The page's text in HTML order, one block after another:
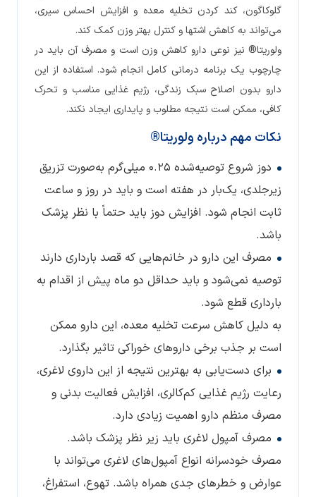
گلوکاگون، کند کردن تخلیه معده و افزایش احساس سیری،
می‌تواند به کاهش اشتها و کنترل بهتر وزن کمک کند.
ولوریتا® نیز نوعی دارو کاهش وزن است و مصرف آن باید در
چارچوب یک برنامه درمانی کامل انجام شود. استفاده از این
دارو بدون اصلاح سبک زندگی، رژیم غذایی مناسب و تحرک
کافی، ممکن است نتیجه مطلوب و پایداری ایجاد نکند.
نکات مهم درباره ولوریتا®
دوز شروع توصیه‌شده 0.25 میلی‌گرم به‌صورت تزریق
زیرجلدی، یک‌بار در هفته است و باید در روز و ساعت
ثابت انجام شود. افزایش دوز باید حتماً با نظر پزشک
باشد.
مصرف این دارو در خانم‌هایی که قصد بارداری دارند
توصیه نمی‌شود و باید حداقل دو ماه پیش از اقدام به
بارداری قطع شود.
به دلیل کاهش سرعت تخلیه معده، این دارو ممکن
است بر جذب برخی داروهای خوراکی تاثیر بگذارد.
برای دست‌یابی به بهترین نتیجه از این داروی لاغری،
رعایت رژیم غذایی کم‌کالری، افزایش فعالیت بدنی و
مصرف منظم دارو اهمیت زیادی دارد.
مصرف آمپول لاغری باید زیر نظر پزشک باشد.
مصرف خودسرانه انواع آمپول‌های لاغری می‌تواند با
عوارض و خطرهای جدی همراه باشد. تهوع، استفراغ،